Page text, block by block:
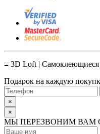
≡ 3D Loft |
Подарок на каждую
×
×
МЫ ПЕРЕЗВОНИМ ВАМ